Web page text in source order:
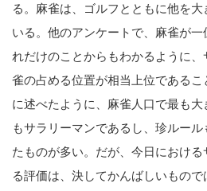
る。麻雀は、ゴルフとともに他を
いる。他のアンケートで、麻雀が一
れだけのことからもわかるように
雀の占める位置が相当上位である
に述べたように、麻雀人口で最も
もサラリーマンであるし、珍ルー
たものが多い。だが、今日におけ
る評価は、決してかんばしいもの